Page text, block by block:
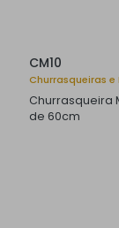
CM10
Churrasqueiras e
Churrasqueira
de 60cm